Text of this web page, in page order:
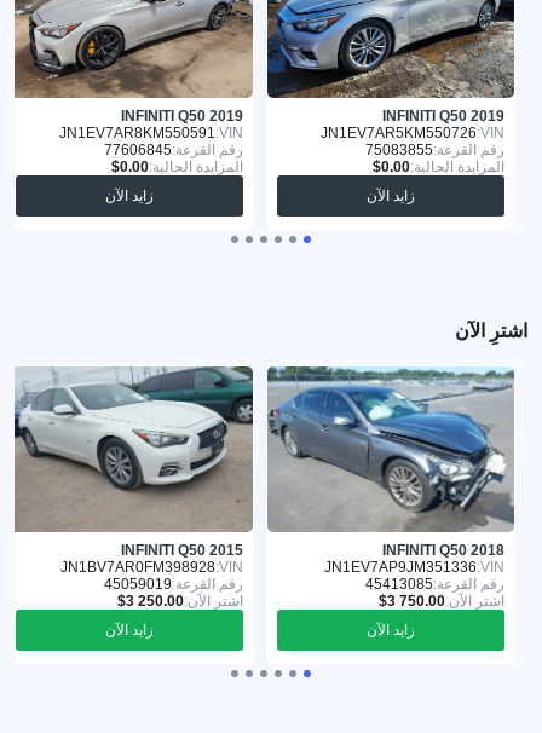
INFINITI Q50 2019
VIN:
JN1EV7AR5KM550726
رقم القرعة:75083855
المزايدة الحالية:
زايد الآن
INFINITI Q50 2019
VIN:
JN1EV7AR8KM550591
رقم القرعة:77606845
المزايدة الحالية:
زايد الآن
اشترِ الآن
INFINITI Q50 2018
VIN:
JN1EV7AP9JM351336
رقم القرعة:45413085
اشترِ الآن:
زايد الآن
INFINITI Q50 2015
VIN:
JN1BV7AR0FM398928
رقم القرعة:45059019
اشترِ الآن:
زايد الآن